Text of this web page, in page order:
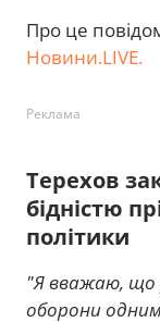
Про це
Новини.LIVE.
Реклама
Терехов
бідністю
політики
"Я вважаю, що
оборони